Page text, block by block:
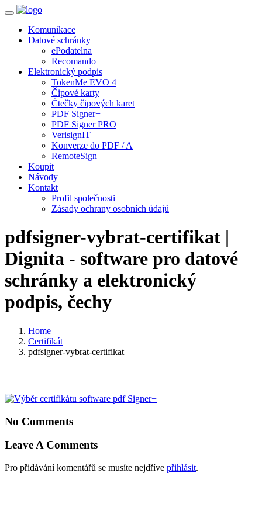
Toggle
navigationKomunikace
Datové schránky
ePodatelna
Recomando
Elektronický podpis
TokenMe EVO 4
Čipové karty
Čtečky čipových karet
PDF Signer+
PDF Signer PRO
VerisignIT
Konverze do PDF / A
RemoteSign
Koupit
Návody
Kontakt
Profil společnosti
Zásady ochrany osobních údajů
pdfsigner-vybrat-certifikat |
Dignita - software pro datové
schránky a elektronický
podpis, čechy
Home
Certifikát
pdfsigner-vybrat-certifikat
No Comments
Leave A Comments
Pro přidávání komentářů se musíte nejdříve přihlásit.